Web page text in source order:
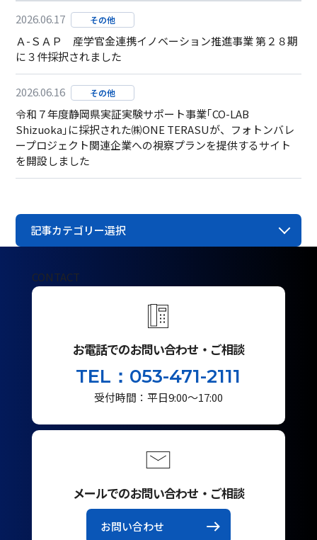
2026.06.17 その他
Ａ-ＳＡＰ 産学官金連携イノベーション推進事業 第２８期
に３件採択されました
2026.06.16 その他
令和７年度静岡県実証実験サポート事業｢CO-LAB
Shizuoka｣に採択された㈱ONE TERASUが、フォトンバレ
ープロジェクト関連企業への視察プランを提供するサイト
を開設しました
記事カテゴリー選択
CONTACT
お電話でのお問い合わせ・ご相談
TEL：053-471-2111
受付時間：平日9:00～17:00
メールでのお問い合わせ・ご相談
お問い合わせ